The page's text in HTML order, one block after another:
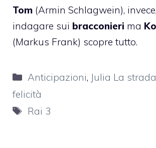
Tom (Armin Schlagwein),
indagare sui bracconieri ma
(Markus Frank) scopre tutto.
Categorie
Anticipazioni, Julia La
felicità
Tag
Rai 3